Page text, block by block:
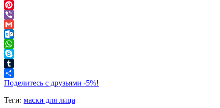
LiveJournal
Pinterest
Viber
Gmail
Outlook.com
WhatsApp
Skype
Tumblr
Поделитесь с друзьями -5%!
Теги: маски для лица